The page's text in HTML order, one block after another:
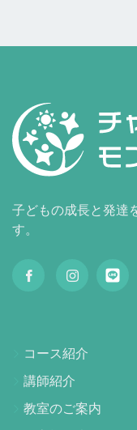
子どもの成長と発達
す。
コース紹介
講師紹介
教室のご案内